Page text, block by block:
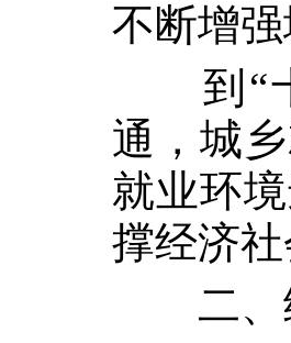
不断增
到“
通，城
就业环
撑经济
二